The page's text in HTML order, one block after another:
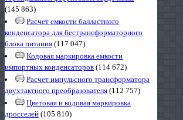
(145 863)
Расчет емкости балластного
конденсатора для бестрансформаторного
блока питания (117 047)
Кодовая маркировка емкости
импортных конденсаторов (114 672)
Расчет импульсного трансформатора
двухтактного преобразователя (112 757)
Цветовая и кодовая маркировка
дросселей (105 810)